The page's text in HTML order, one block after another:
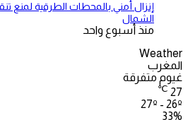
إنزال أمني بالمحطات الطرقية لمنع
الشمال
منذ أسبوع واحد
Weather
المغرب
غيوم متفرقة
27
℃
27º - 26º
33%